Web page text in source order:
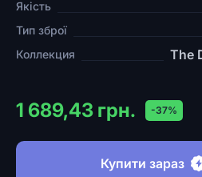
Якість
Тип зброї
Коллекция The
1 689,43 грн. -37%
Купити зараз